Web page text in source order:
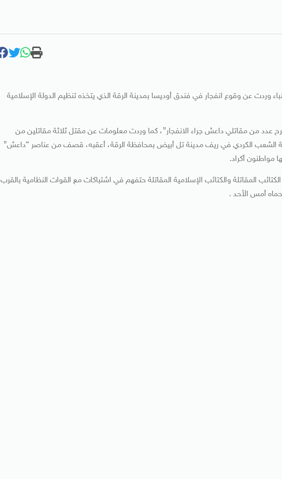
وردت عن وقوع انفجار في فندق أوديسا بمدينة الرقة الذي يتخذه تنظيم الدولة الإسلامية
عدد من مقاتلي داعش جراء الانفجار”، كما وردت معلومات عن مقتل ثلاثة مقاتلين من
الكردي في ريف مدينة تل أبيض بمحافظة الرقة، أعقبه، قصف من عناصر “داعش”
مواطنون أكراد.
لقي 10 مقاتلين من الكتائب المقاتلة والكتائب الإسلامية المقاتلة حتفهم في اشتباكات مع القوات النظامية بالقرب
أمس الأحد .